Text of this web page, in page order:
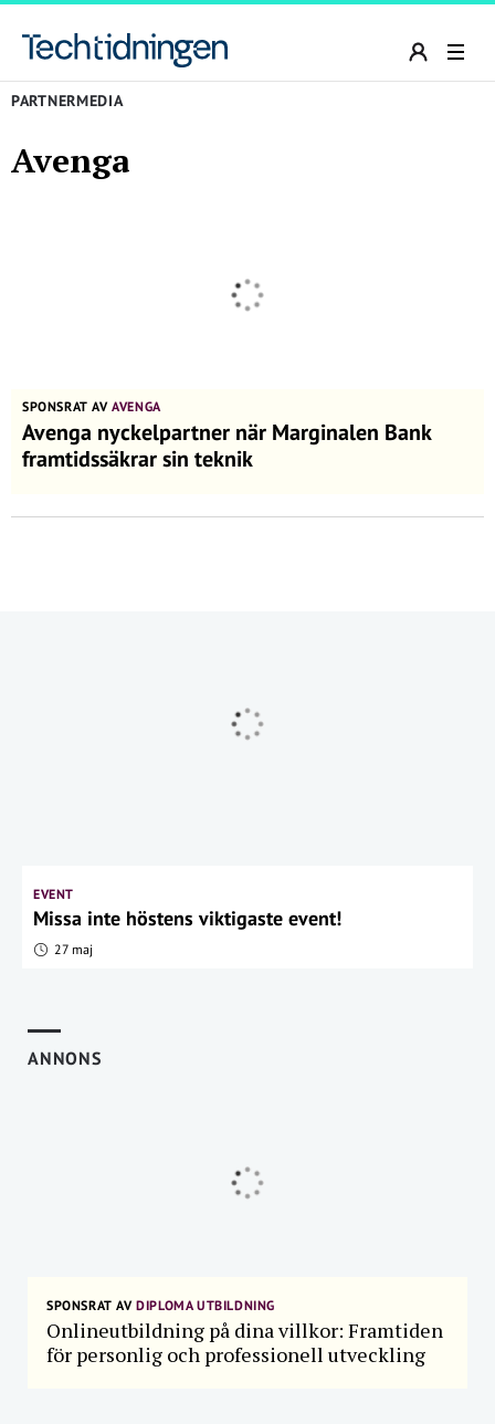
PARTNERMEDIA
Avenga
SPONSRAT AVAVENGA
Avenga nyckelpartner när Marginalen Bank
framtidssäkrar sin teknik
EVENT
Missa inte höstens viktigaste event!
27 maj
ANNONS
SPONSRAT AVDIPLOMA UTBILDNING
Onlineutbildning på dina villkor: Framtiden
för personlig och professionell utveckling